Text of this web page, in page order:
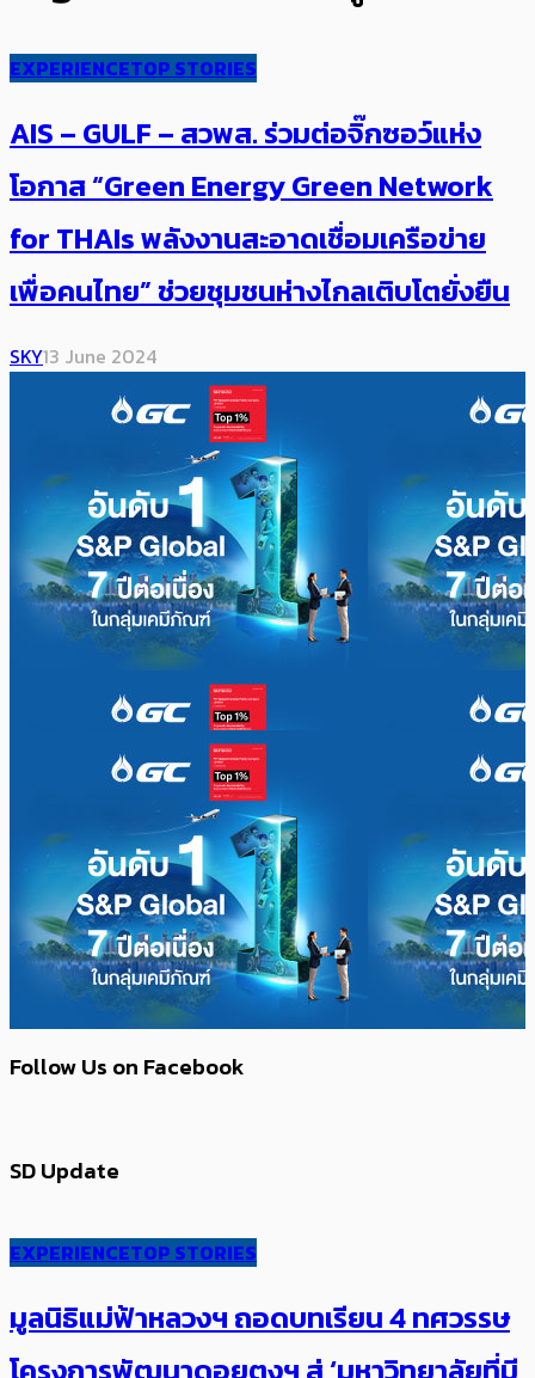
EXPERIENCETOP STORIES
AIS – GULF – สวพส. ร่วมต่อจิ๊กซอว์แห่ง
โอกาส “Green Energy Green Network
for THAIs พลังงานสะอาดเชื่อมเครือข่าย
เพื่อคนไทย” ช่วยชุมชนห่างไกลเติบโตยั่งยืน
SKY13 June 2024
Follow Us on Facebook
SD Update
EXPERIENCETOP STORIES
มูลนิธิแม่ฟ้าหลวงฯ ถอดบทเรียน 4 ทศวรรษ